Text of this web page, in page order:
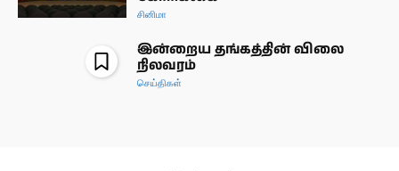
சினிமா
இன்றைய தங்கத்தின் விலை
நிலவரம்
செய்திகள்